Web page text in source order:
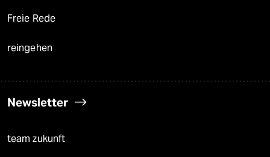
Freie Rede
reingehen
Newsletter
team zukunft